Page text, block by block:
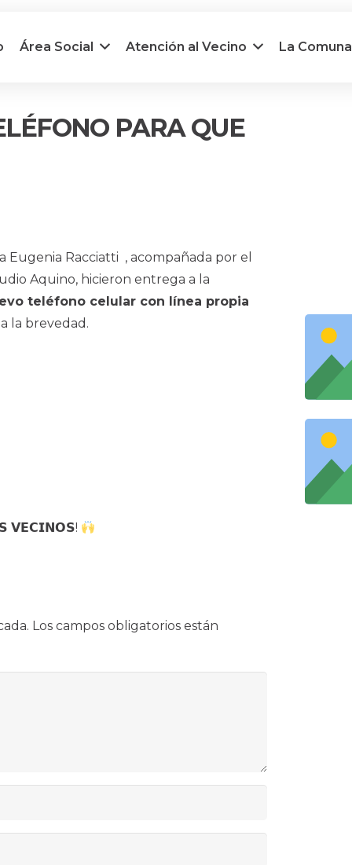
Área Social Atención al Vecino La Comuna
PARA QUE
Eugenia Racciatti , acompañada por el
Aquino, hicieron entrega a la
teléfono celular con línea propia
la brevedad.
𝗩𝗘𝗖𝗜𝗡𝗢𝗦!
Los campos obligatorios están